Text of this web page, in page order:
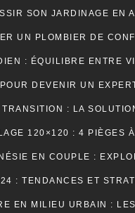
120×120 : 4 PIÈGES
: TENDANCES ET